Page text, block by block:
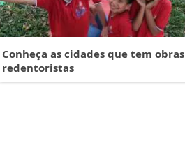
Conheça as cidades que tem obras
redentoristas